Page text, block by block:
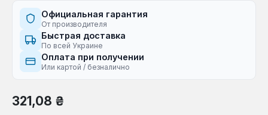
Официальная гарантия
От производителя
Быстрая доставка
По всей Украине
Оплата при получении
Или картой / безналично
Обычная цена:
321,08 ₴